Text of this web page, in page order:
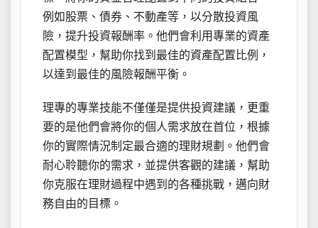
例如股票、債券、不動產等，以分散投資風
險，提升投資報酬率。他們會利用專業的資產
配置模型，幫助你找到最佳的資產配置比例，
以達到最佳的風險報酬平衡。
理專的專業技能不僅僅是提供投資建議，更重
要的是他們會將你的個人需求放在首位，根據
你的實際情況制定最合適的理財規劃。他們會
耐心聆聽你的需求，並提供客觀的建議，幫助
你克服在理財過程中遇到的各種挑戰，邁向財
務自由的目標。